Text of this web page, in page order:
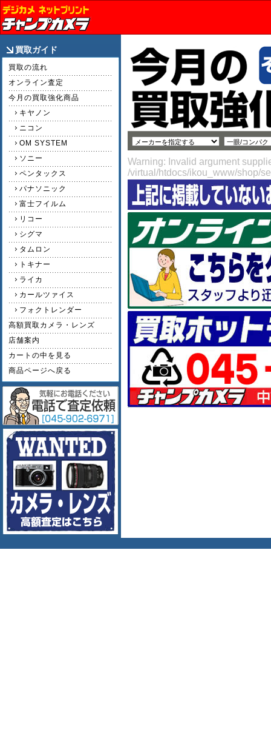
買取ガイド
買取の流れ
オンライン査定
今月の買取強化商品
キヤノン
ニコン
OM SYSTEM
ソニー
ペンタックス
パナソニック
富士フイルム
リコー
シグマ
タムロン
トキナー
ライカ
カールツァイス
フォクトレンダー
高額買取カメラ・レンズ
店舗案内
カートの中を見る
商品ページへ戻る
Warning: Invalid argument
/virtual/htdocs/ikou_www/shop/